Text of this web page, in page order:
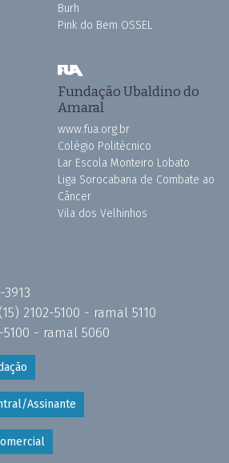
Burh
Pink do Bem OSSEL
Fundação Ubaldino do
Amaral
www.fua.org.br
Colégio Politécnico
Lar Escola Monteiro Lobato
Liga Sorocabana de Combate ao
Câncer
Vila dos Velhinhos
3913
(15) 2102-5100 - ramal 5110
5100 - ramal 5060
Assinante